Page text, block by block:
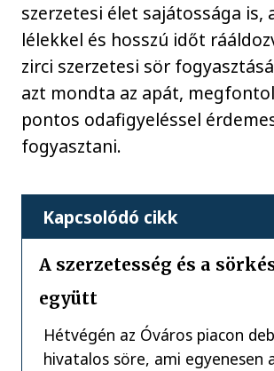
szerzetesi élet sajátossága is,
lélekkel és hosszú időt
zirci szerzetesi sör
azt mondta az apát,
pontos odafigyeléssel
fogyasztani.
Kapcsolódó cikk
A szerzetesség és a
együtt
Hétvégén az Óváros piacon
hivatalos söre, ami egyenesen